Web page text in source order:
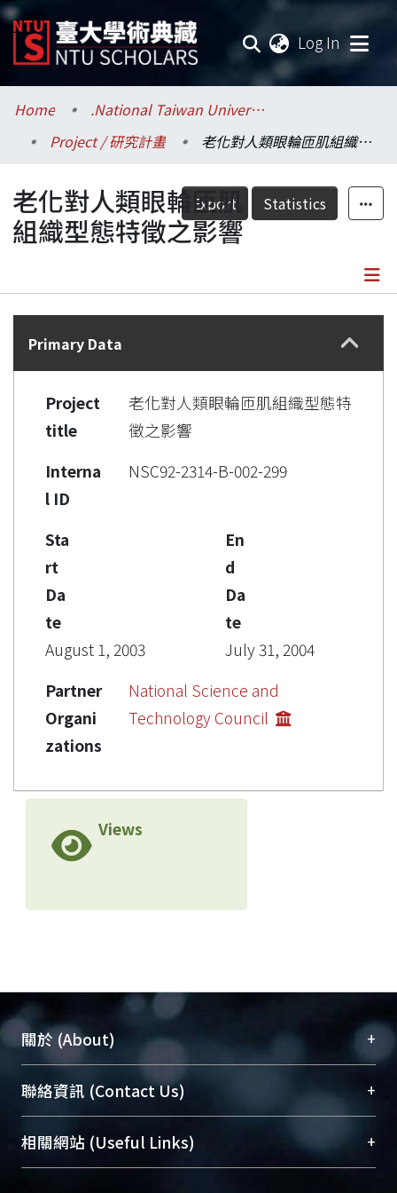
Log In
Communities & Collections
Research Outputs
Fundings & Projects
Researchers
Statistics
Home
.National Taiwan University / 國立臺灣大學
Project / 研究計畫
老化對人類眼輪匝肌組織型態特徵之影響
Export Statistics
老化對人類眼輪匝肌
組織型態特徵之影響
Details
Primary Data
Project
title
老化對人類眼輪匝肌組織型態特
徵之影響
Interna
l ID
NSC92-2314-B-002-299
Sta
rt
Da
te
August 1, 2003
En
d
Da
te
July 31, 2004
Partner
Organi
zations
National Science and
Technology Council
Views
關於 (About) +
臺大位居世界頂尖大學之列，為永久珍藏及向國際
展現本校豐碩的研究成果及學術能量，圖書館整合
機構典藏（NTUR）與學術庫（AH）不同功能平
台，成為臺大學術典藏NTU scholars。期能整合研
聯絡資訊 (Contact Us) +
總館學科館員(Main Library)
醫學圖書館學科館員(Medical Library)
相關網站 (Useful Links) +